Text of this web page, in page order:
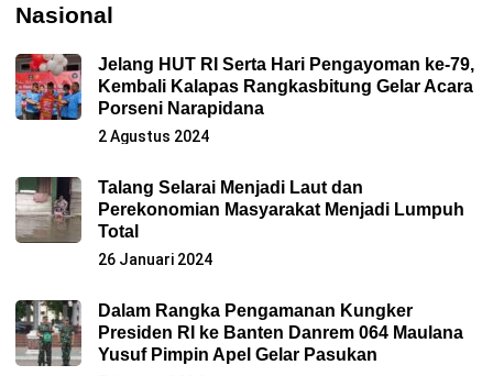
Nasional
Jelang HUT RI Serta Hari Pengayoman ke-79,
Kembali Kalapas Rangkasbitung Gelar Acara
Porseni Narapidana
2 Agustus 2024
Talang Selarai Menjadi Laut dan
Perekonomian Masyarakat Menjadi Lumpuh
Total
26 Januari 2024
Dalam Rangka Pengamanan Kungker
Presiden RI ke Banten Danrem 064 Maulana
Yusuf Pimpin Apel Gelar Pasukan